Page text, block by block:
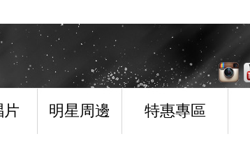
片 明星周邊 特惠專區